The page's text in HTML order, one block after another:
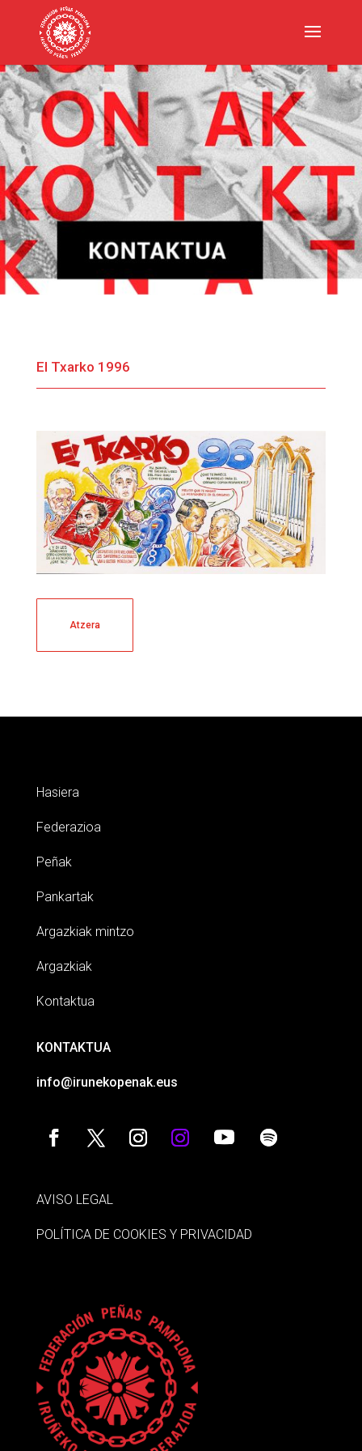
El Txarko 1996
Atzera
Hasiera
Federazioa
Peñak
Pankartak
Argazkiak mintzo
Argazkiak
Kontaktua
KONTAKTUA
info@irunekopenak.eus
AVISO LEGAL
POLÍTICA DE COOKIES Y PRIVACIDAD